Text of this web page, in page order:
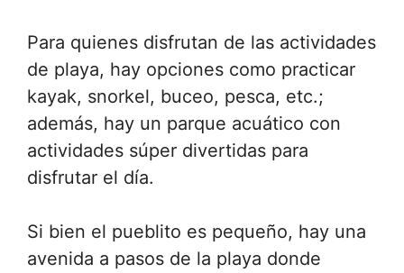
Para quienes disfrutan de las actividades
de playa, hay opciones como practicar
kayak, snorkel, buceo, pesca, etc.;
además, hay un parque acuático con
actividades súper divertidas para
disfrutar el día.
Si bien el pueblito es pequeño, hay una
avenida a pasos de la playa donde